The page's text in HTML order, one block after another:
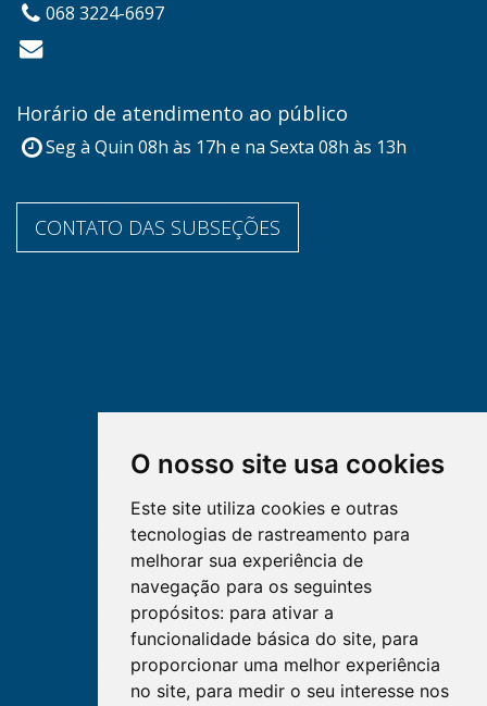
O nosso site usa cookies
Este site utiliza cookies e outras
tecnologias de rastreamento para
melhorar sua experiência de
navegação para os seguintes
propósitos: para ativar a
funcionalidade básica do site, para
proporcionar uma melhor experiência
no site, para medir o seu interesse nos
068 3224-6697
Horário de atendimento ao público
Seg à Quin 08h às 17h e na Sexta 08h às 13h
CONTATO DAS SUBSEÇÕES